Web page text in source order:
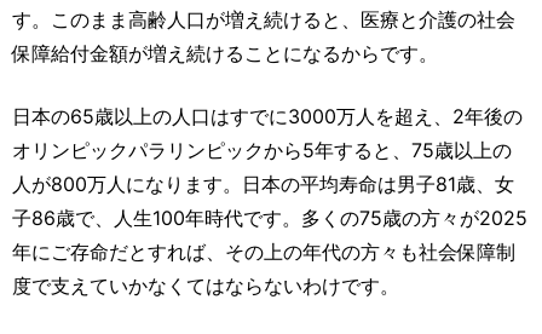
す。このまま高齢人口が増え続けると、医療と介護の社会
保障給付金額が増え続けることになるからです。
日本の65歳以上の人口はすでに3000万人を超え、2年後の
オリンピックパラリンピックから5年すると、75歳以上の
人が800万人になります。日本の平均寿命は男子81歳、女
子86歳で、人生100年時代です。多くの75歳の方々が2025
年にご存命だとすれば、その上の年代の方々も社会保障制
度で支えていかなくてはならないわけです。